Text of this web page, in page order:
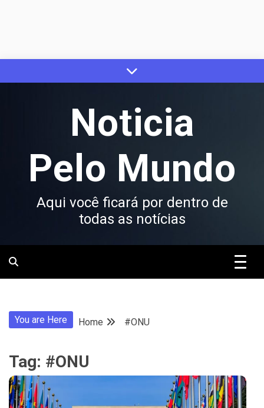
to
Noticia
Pelo Mundo
Aqui você ficará por dentro de
todas as notícias
You are Here Home #ONU
Tag: #ONU